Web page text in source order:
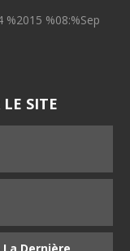
%2015 %08:%Sep
LE SITE